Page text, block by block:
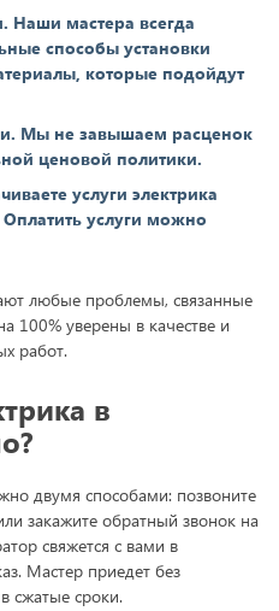
Наши мастера всегда
способы установки
которые подойдут
Мы не завышаем расценок
ценовой политики.
услуги электрика
услуги можно
любые проблемы, связанные
100% уверены в качестве и
работ.
в
двумя способами: позвоните
закажите обратный звонок на
свяжется с вами в
Мастер приедет без
сжатые сроки.